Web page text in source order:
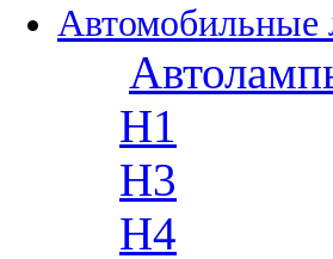
Автомобильные
H1
H3
H4